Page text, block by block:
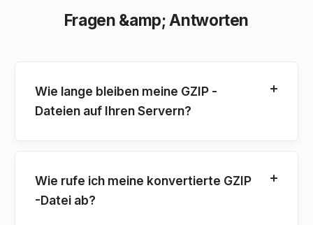
Fragen &amp; Antworten
Wie lange bleiben meine GZIP -
Dateien auf Ihren Servern?
Wie rufe ich meine konvertierte GZIP
-Datei ab?